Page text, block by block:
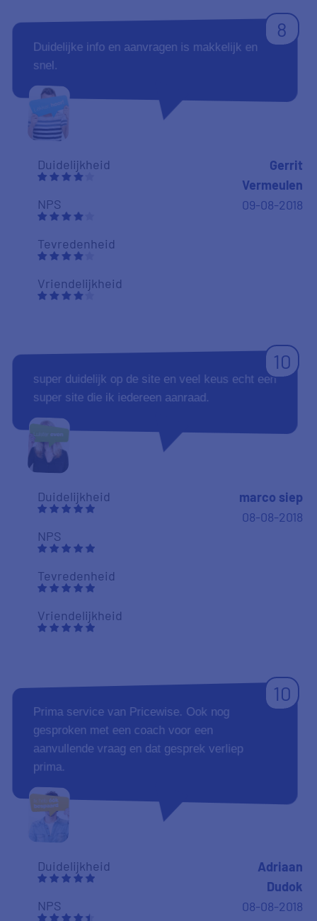
8
Duidelijke info en aanvragen is makkelijk en
snel.
Duidelijkheid
NPS
Tevredenheid
Vriendelijkheid
Gerrit
Vermeulen
09-08-2018
10
super duidelijk op de site en veel keus echt een
super site die ik iedereen aanraad.
Duidelijkheid
NPS
Tevredenheid
Vriendelijkheid
marco siep
08-08-2018
10
Prima service van Pricewise. Ook nog
gesproken met een coach voor een
aanvullende vraag en dat gesprek verliep
prima.
Duidelijkheid
NPS
Adriaan
Dudok
08-08-2018